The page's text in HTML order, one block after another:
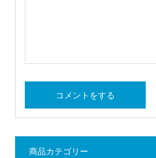
商品カテゴリー